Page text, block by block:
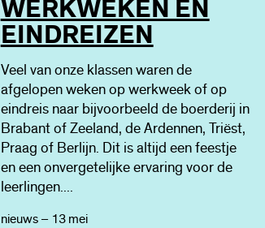
WERKWEKEN EN
EINDREIZEN
Veel van onze klassen waren de
afgelopen weken op werkweek of op
eindreis naar bijvoorbeeld de boerderij in
Brabant of Zeeland, de Ardennen, Triëst,
Praag of Berlijn. Dit is altijd een feestje
en een onvergetelijke ervaring voor de
leerlingen....
nieuws – 13 mei